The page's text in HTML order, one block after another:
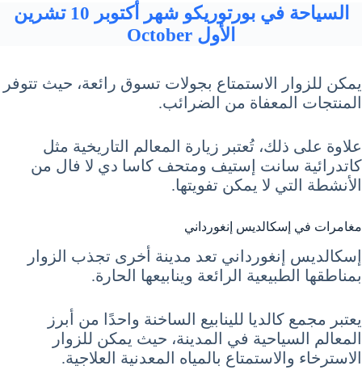
السياحة في بورتوريكو شهر أكتوبر 10 تشرين
الأول October
يمكن للزوار الاستمتاع بجولات تسوق رائعة، حيث تتوفر
المنتجات المعفاة من الضرائب.
علاوة على ذلك، تُعتبر زيارة المعالم التاريخية مثل
كاتدرائية سانت إستيف ومتحف كاسا دي لا فال من
الأنشطة التي لا يمكن تفويتها.
مغامرات في إسكالديس إنغورداني
إسكالديس إنغورداني تعد مدينة أخرى تجذب الزوار
بمناطقها الطبيعية الرائعة وينابيعها الحارة.
يعتبر مجمع كالديا للينابيع الساخنة واحدًا من أبرز
المعالم السياحية في المدينة، حيث يمكن للزوار
الاسترخاء والاستمتاع بالمياه المعدنية العلاجية.